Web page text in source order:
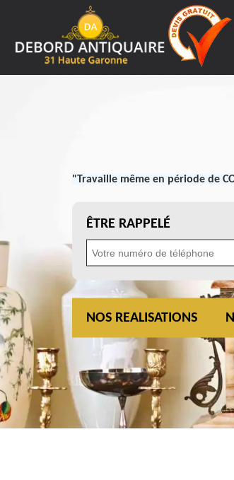
"Travaille même en période de
ÊTRE RAPPELÉ
NOS REALISATIONS